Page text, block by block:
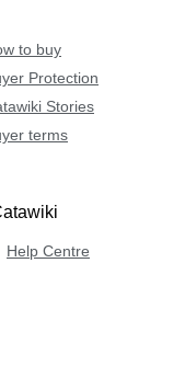
to buy
Protection
Stories
terms
Help Centre